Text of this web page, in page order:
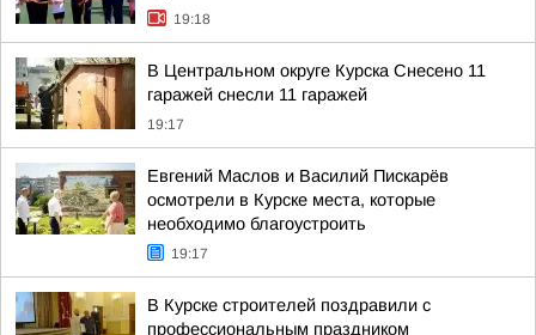
19:18
В Центральном округе Курска Снесено 11
гаражей снесли 11 гаражей
19:17
Евгений Маслов и Василий Пискарёв
осмотрели в Курске места, которые
необходимо благоустроить
19:17
В Курске строителей поздравили с
профессиональным праздником